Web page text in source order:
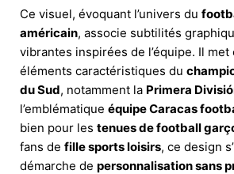
Ce visuel, évoquant l’univers du
américain, associe subtilités
vibrantes inspirées de l’équipe. Il met
éléments caractéristiques du
du Sud, notamment la Primera
l’emblématique équipe Caracas
bien pour les tenues de football
fans de fille sports loisirs, ce design
démarche de personnalisation sans